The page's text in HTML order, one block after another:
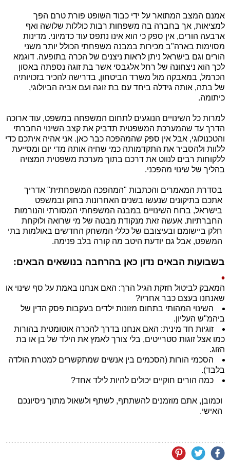
אמנם המצב המתואר על ידי כבוד השופט פורת טרם הפך
למציאות, אך בחברה בה משפחות רבות כוללות שלושה ואף
ארבעה הורים, אין ספק כי הוא אינו נתפס עוד כדמיוני. מדינות
מסוימות בארה"ב מכירות במבנה משפחתי הכולל יותר משני
הורים וגם בישראל ניתן לראות ניצנים של הכרה בתופעה. דוגמא
לכך הוא ניצחונה של רחל אלגבסי אשר בת זוגה נספתה באסון
הכרמל, במאבקה מול משרד הביטחון, בדרישה להכיר בזכויותיה
של בתה, אותה גידלה ביחד עם בת זוגה ועם אביה הביולוגי,
כיתומה.
למרות כל השינויים הנוגעים לתחום המשפחה במשפט, עוד ארוכה
הדרך עד שהמערכת המשפטית תדביק את קצב השינוי החברתי
והטכנולוגי, אבל אין ספק שהמהפכה כבר כאן. אני אהיה איתכם כדי
ללוות ולהסביר את התקדמותה כמי שחיה אותה מדי יום ומסייעת
ללקוחות רבים לנווט את דרכם בתוך מערכת משפטית המצויה
בהליך של שינוי מהפכני.
בסדרת המאמרים והכתבות "המהפכה המשפחתית" אדריך
אתכם בתיקונים שנעשו בשנים האחרונות בחוק ובמשפט
בישראל, ברוח השינויים במבנה המשפחתי המסורתי והנורמות
החברתיות. אעשה זאת מנקודת מבטה של מי שרואה ולוקחת
חלק ביישומם ובעיצובם של כללי המשחק החדשים באולמות בתי
המשפט, אבל גם יודעת היטב מה קורה בלב פנימה.
בשבועות הבאים נדון כאן בהרחבה בנושאים הבאים:
המאבק לביטול חזקת הגיל הרך: האם אנחנו באמת על סף שינוי או
שאנחנו בעצם כבר אחריו?
השינוי המהותי בתחום מזונות ילדים בעקבות פסק הדין של
ביהמ"ש העליון.
זוגיות חד מינית: האם אנחנו בדרך להכרה אוטומטית בהורות
כמו אצל זוגות סטרייטים, בלי צורך לאמץ את הילד של בן או בת
הזוג.
הסכמי הורות (הסכמים בין אנשים שמתקשרים למטרת הולדה
בלבד).
כמה הורים חוקיים יכולים להיות לילד אחד?
וכמובן, אתם מוזמנים להשתתף, לשתף ולשאול מתוך ניסיונכם
האישי.